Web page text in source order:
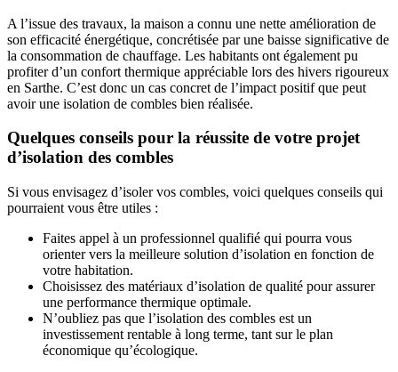
A l’issue des travaux, la maison a connu une nette amélioration de
son efficacité énergétique, concrétisée par une baisse significative de
la consommation de chauffage. Les habitants ont également pu
profiter d’un confort thermique appréciable lors des hivers rigoureux
en Sarthe. C’est donc un cas concret de l’impact positif que peut
avoir une isolation de combles bien réalisée.
Quelques conseils pour la réussite de votre projet
d’isolation des combles
Si vous envisagez d’isoler vos combles, voici quelques conseils qui
pourraient vous être utiles :
Faites appel à un professionnel qualifié qui pourra vous
orienter vers la meilleure solution d’isolation en fonction de
votre habitation.
Choisissez des matériaux d’isolation de qualité pour assurer
une performance thermique optimale.
N’oubliez pas que l’isolation des combles est un
investissement rentable à long terme, tant sur le plan
économique qu’écologique.